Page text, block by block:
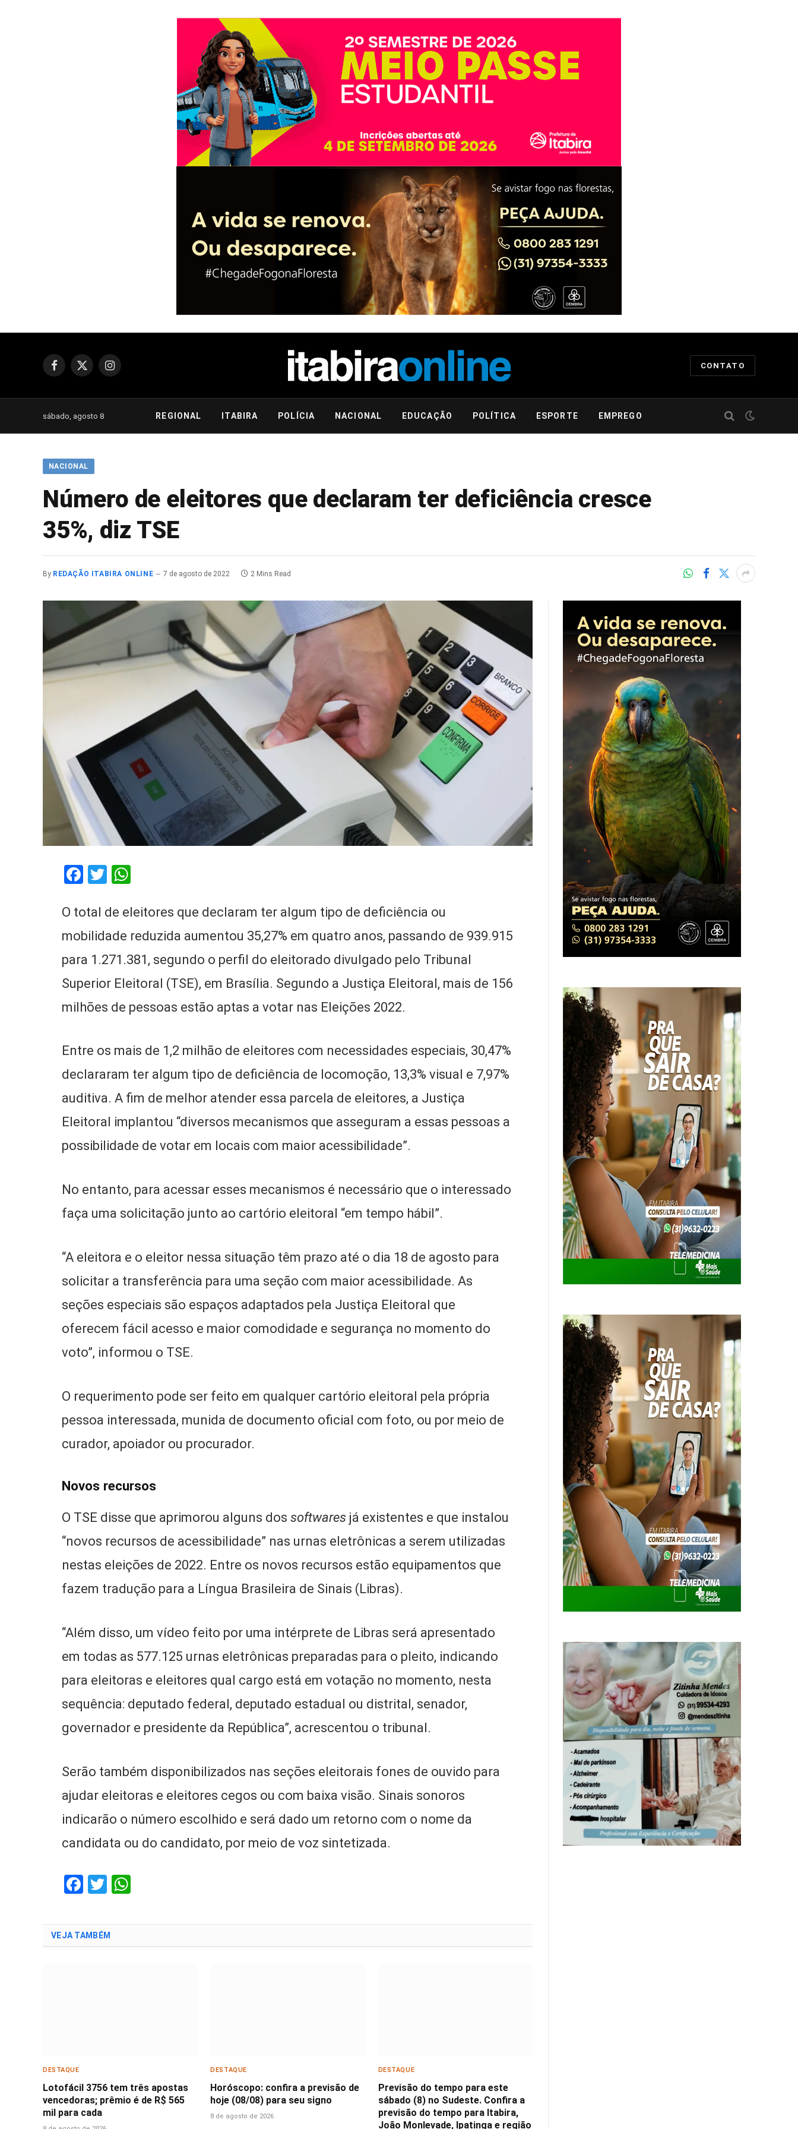
Facebook
X
Instagram
CONTATO
sábado, agosto 8 REGIONAL ITABIRA POLÍCIA NACIONAL EDUCAÇÃO POLÍTICA ESPORTE EMPREGO
NACIONAL
Número de eleitores que declaram ter deficiência cresce
35%, diz TSE
By REDAÇÃO ITABIRA ONLINE 7 de agosto de 2022 2 Mins Read
Facebook
Twitter
O total de eleitores que declaram ter algum tipo de deficiência ou
mobilidade reduzida aumentou 35,27% em quatro anos, passando de 939.915
para 1.271.381, segundo o perfil do eleitorado divulgado pelo Tribunal
Superior Eleitoral (TSE), em Brasília. Segundo a Justiça Eleitoral, mais de 156
milhões de pessoas estão aptas a votar nas Eleições 2022.
Entre os mais de 1,2 milhão de eleitores com necessidades especiais, 30,47%
declararam ter algum tipo de deficiência de locomoção, 13,3% visual e 7,97%
auditiva. A fim de melhor atender essa parcela de eleitores, a Justiça
Eleitoral implantou “diversos mecanismos que asseguram a essas pessoas a
possibilidade de votar em locais com maior acessibilidade”.
No entanto, para acessar esses mecanismos é necessário que o interessado
faça uma solicitação junto ao cartório eleitoral “em tempo hábil”.
“A eleitora e o eleitor nessa situação têm prazo até o dia 18 de agosto para
solicitar a transferência para uma seção com maior acessibilidade. As
seções especiais são espaços adaptados pela Justiça Eleitoral que
oferecem fácil acesso e maior comodidade e segurança no momento do
voto”, informou o TSE.
O requerimento pode ser feito em qualquer cartório eleitoral pela própria
pessoa interessada, munida de documento oficial com foto, ou por meio de
curador, apoiador ou procurador.
Novos recursos
O TSE disse que aprimorou alguns dossoftwares já existentes e que instalou
“novos recursos de acessibilidade” nas urnas eletrônicas a serem utilizadas
nestas eleições de 2022. Entre os novos recursos estão equipamentos que
fazem tradução para a Língua Brasileira de Sinais (Libras).
“Além disso, um vídeo feito por uma intérprete de Libras será apresentado
em todas as 577.125 urnas eletrônicas preparadas para o pleito, indicando
para eleitoras e eleitores qual cargo está em votação no momento, nesta
sequência: deputado federal, deputado estadual ou distrital, senador,
governador e presidente da República”, acrescentou o tribunal.
Serão também disponibilizados nas seções eleitorais fones de ouvido para
ajudar eleitoras e eleitores cegos ou com baixa visão. Sinais sonoros
indicarão o número escolhido e será dado um retorno com o nome da
candidata ou do candidato, por meio de voz sintetizada.
Facebook
Twitter
VEJA TAMBÉM
DESTAQUE
Lotofácil 3756 tem três apostas
vencedoras; prêmio é de R$ 565
mil para cada
DESTAQUE
Horóscopo: confira a previsão de
hoje (08/08) para seu signo
8 de agosto de 2026
DESTAQUE
Previsão do tempo para este
sábado (8) no Sudeste. Confira a
previsão do tempo para Itabira,
João Monlevade, Ipatinga e região